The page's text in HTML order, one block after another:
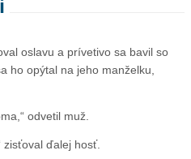
oslavu a prívetivo sa bavil so
ho opýtal na jeho manželku,
odvetil muž.
zisťoval ďalej hosť.